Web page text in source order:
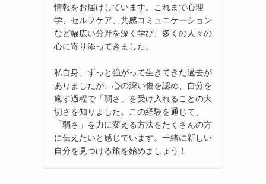
情報をお届けしています。これまで心理
学、セルフケア、共感コミュニケーション
など幅広い分野を深く学び、多くの人々の
心に寄り添ってきました。
私自身、ずっと強がって生きてきた過去が
ありましたが、心の深い傷を認め、自分を
癒す過程で「弱さ」を受け入れることの大
切さを知りました。この経験を通じて、
「弱さ」を力に変える方法をたくさんの方
に伝えたいと感じています。一緒に新しい
自分を見つける旅を始めましょう！